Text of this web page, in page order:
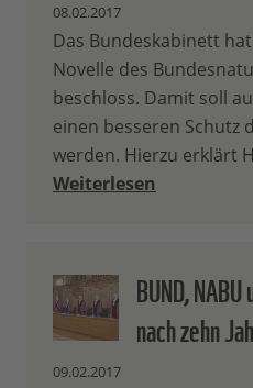
08.02.2017
Das Bundeskabinett
Novelle des
beschloss. Damit soll
einen besseren Schutz
werden. Hierzu erklärt
Weiterlesen
BUND,
nach zehn
09.02.2017